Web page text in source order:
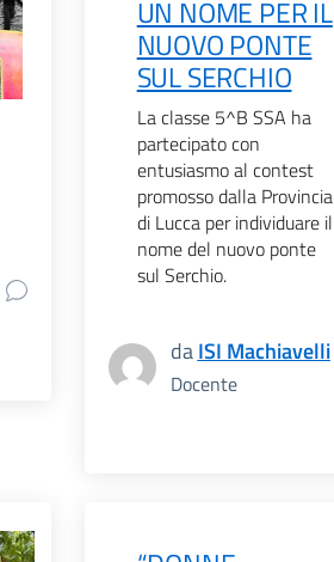
UN NOME PER IL
NUOVO PONTE
SUL SERCHIO
La classe 5^B SSA ha
partecipato con
entusiasmo al contest
promosso dalla Provincia
di Lucca per individuare il
nome del nuovo ponte
sul Serchio.
daISI Machiavelli
Docente